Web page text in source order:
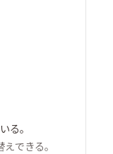
る。
できる。